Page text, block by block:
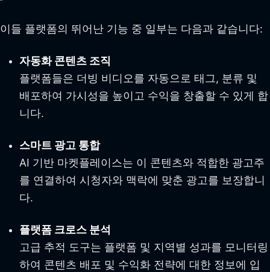
이들 플랫폼의 뛰어난 기능 중 일부는 다음과 같습니다:
자동화 콘텐츠 조직
플랫폼들은 더빙 비디오를 자동으로 태그, 분류 및
배포하여 가시성을 높이고 수익을 창출할 수 있게 합
니다.
스마트 광고 통합
AI 기반 마켓플레이스는 이 콘텐츠와 적합한 광고주
를 연결하여 시청자와 맥락에 맞춘 광고를 보장합니
다.
플랫폼 크로스 분석
고급 추적 도구는 플랫폼 및 지역별 성과를 모니터링
하여 콘텐츠 배포 및 수익화 전략에 대한 정보에 입